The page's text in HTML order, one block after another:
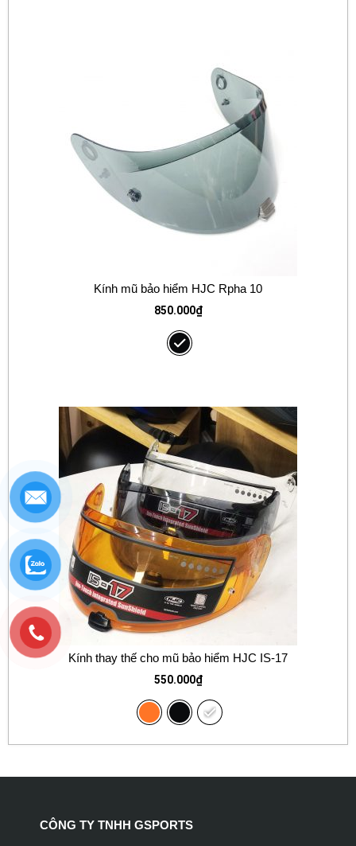
Kính mũ bảo hiểm HJC Rpha 10
850.000₫
Kính thay thế cho mũ bảo hiểm HJC IS-17
550.000₫
CÔNG TY TNHH GSPORTS